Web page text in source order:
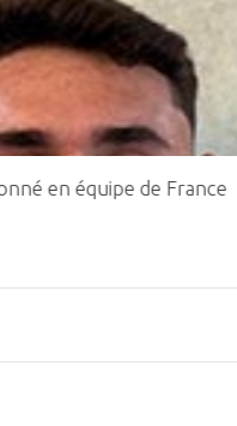
en équipe de France